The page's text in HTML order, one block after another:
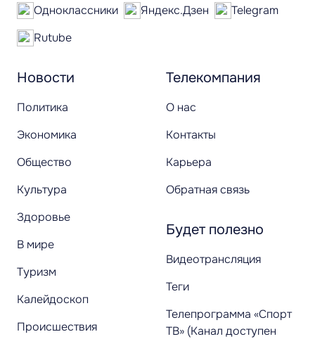
Новости
Политика
Экономика
Общество
Культура
Здоровье
В мире
Туризм
Калейдоскоп
Происшествия
Телекомпания
О нас
Контакты
Карьера
Обратная связь
Будет полезно
Видеотрансляция
Теги
Телепрограмма «Спорт
ТВ» (Канал доступен
Одноклассники
Яндекс.Дзен
Telegram
Rutube